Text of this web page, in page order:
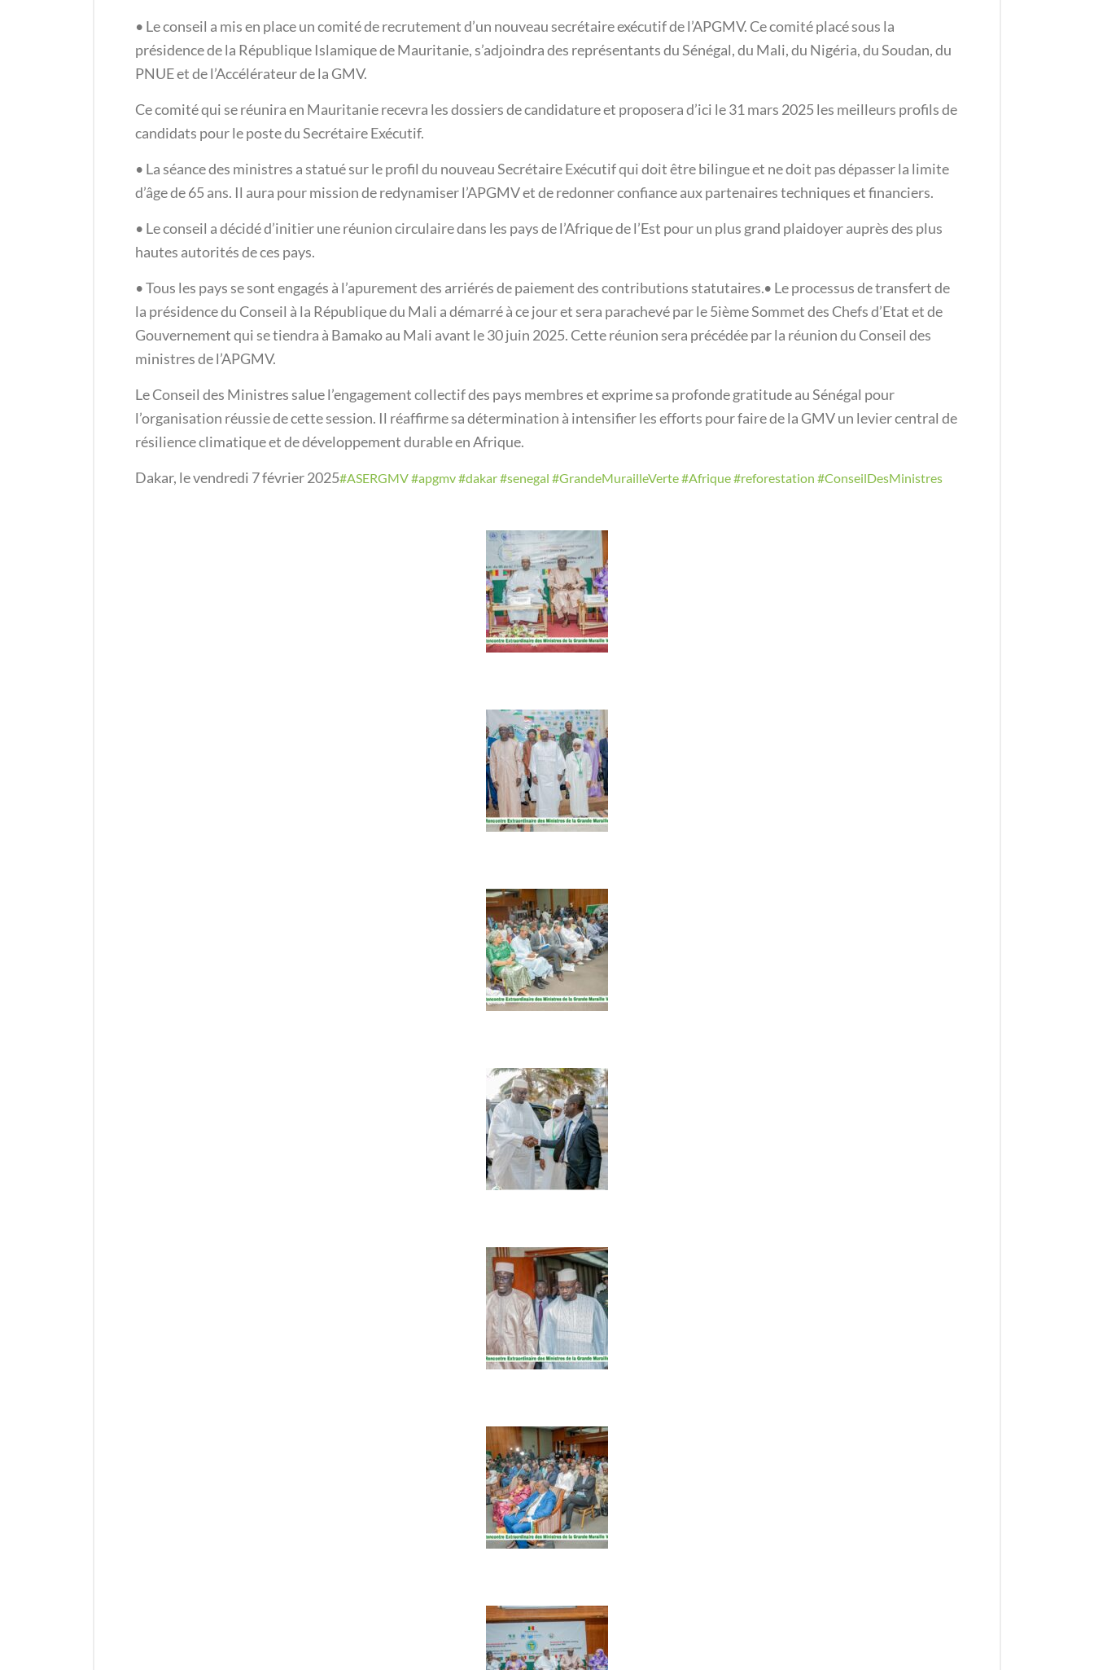
• Le conseil a mis en place un comité de recrutement d’un nouveau secrétaire exécutif de l’APGMV. Ce comité placé sous la
présidence de la République Islamique de Mauritanie, s’adjoindra des représentants du Sénégal, du Mali, du Nigéria, du Soudan, du
PNUE et de l’Accélérateur de la GMV.
Ce comité qui se réunira en Mauritanie recevra les dossiers de candidature et proposera d’ici le 31 mars 2025 les meilleurs profils de
candidats pour le poste du Secrétaire Exécutif.
• La séance des ministres a statué sur le profil du nouveau Secrétaire Exécutif qui doit être bilingue et ne doit pas dépasser la limite
d’âge de 65 ans. Il aura pour mission de redynamiser l’APGMV et de redonner confiance aux partenaires techniques et financiers.
• Le conseil a décidé d’initier une réunion circulaire dans les pays de l’Afrique de l’Est pour un plus grand plaidoyer auprès des plus
hautes autorités de ces pays.
• Tous les pays se sont engagés à l’apurement des arriérés de paiement des contributions statutaires.• Le processus de transfert de
la présidence du Conseil à la République du Mali a démarré à ce jour et sera parachevé par le 5ième Sommet des Chefs d’Etat et de
Gouvernement qui se tiendra à Bamako au Mali avant le 30 juin 2025. Cette réunion sera précédée par la réunion du Conseil des
ministres de l’APGMV.
Le Conseil des Ministres salue l’engagement collectif des pays membres et exprime sa profonde gratitude au Sénégal pour
l’organisation réussie de cette session. Il réaffirme sa détermination à intensifier les efforts pour faire de la GMV un levier central de
résilience climatique et de développement durable en Afrique.
Dakar, le vendredi 7 février 2025#ASERGMV#apgmv#dakar#senegal #GrandeMurailleVerte#Afrique#reforestation #ConseilDesMinistres